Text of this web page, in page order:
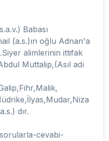
Babası
(a.s.)ın oğlu Adnan'a
alimlerinin ittifak
Muttalip,(Asıl adı
dır.
cevabi-